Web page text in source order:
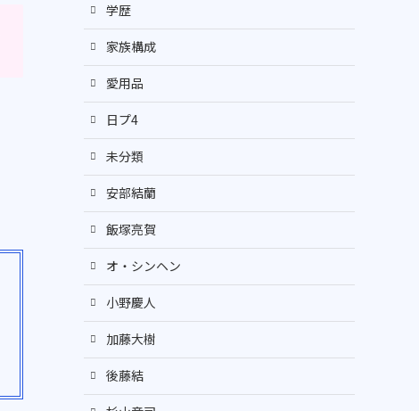
学歴
家族構成
愛用品
日プ4
未分類
安部結蘭
飯塚亮賀
オ・シンヘン
小野慶人
加藤大樹
後藤結